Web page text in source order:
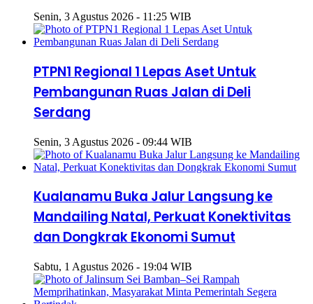
Senin, 3 Agustus 2026 - 11:25 WIB
PTPN1 Regional 1 Lepas Aset Untuk
Pembangunan Ruas Jalan di Deli
Serdang
Senin, 3 Agustus 2026 - 09:44 WIB
Kualanamu Buka Jalur Langsung ke
Mandailing Natal, Perkuat Konektivitas
dan Dongkrak Ekonomi Sumut
Sabtu, 1 Agustus 2026 - 19:04 WIB